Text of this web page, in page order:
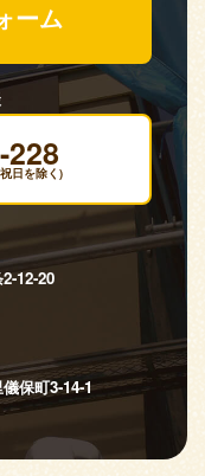
ーム
228
日を除く)
12-20
保町3-14-1